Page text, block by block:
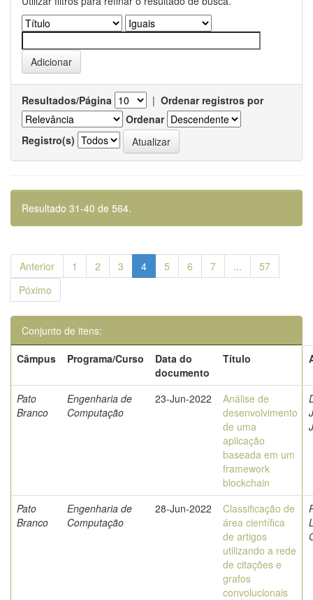
Resultados/Página | Ordenar registros por
Ordenar
Registro(s)
Resultado 31-40 de 564.
Anterior 1 2 3 4 5 6 7 ...
57
Póximo
Conjunto de itens:
Câmpus
Programa/Curso
Data do
documento
Título
Pato
Branco
Engenharia de
Computação
23-Jun-2022
Análise de
desenvolvimento
de uma
aplicação
baseada em um
framework
blockchain
Pato
Branco
Engenharia de
Computação
28-Jun-2022
Classificação de
área científica
de artigos
utilizando a rede
de citações e
grafos
convolucionais